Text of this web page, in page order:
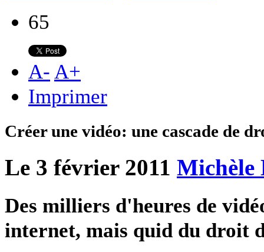
65
A- A+
Imprimer
Créer une vidéo: une cascade de
Le 3 février 2011 Michèle
Des milliers d'heures de
internet, mais quid du droit